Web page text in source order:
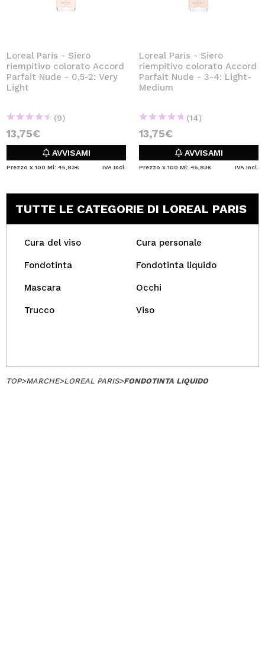
Loreal Paris - Siero
riempitivo colorato Accord
Parfait Nude - 0,5-2: Very
Light
(9)
13,75€
AVVISAMI
Prezzo x 100 Ml: 45,83€ IVA Incl.
Loreal Paris - Siero
riempitivo colorato Accord
Parfait Nude - 3-4: Light-
Medium
(14)
13,75€
AVVISAMI
Prezzo x 100 Ml: 45,83€ IVA Incl.
TUTTE LE CATEGORIE DI LOREAL PARIS
Cura del viso Cura personale
Fondotinta Fondotinta liquido
Mascara Occhi
Trucco Viso
TOP>MARCHE>LOREAL PARIS>FONDOTINTA LIQUIDO